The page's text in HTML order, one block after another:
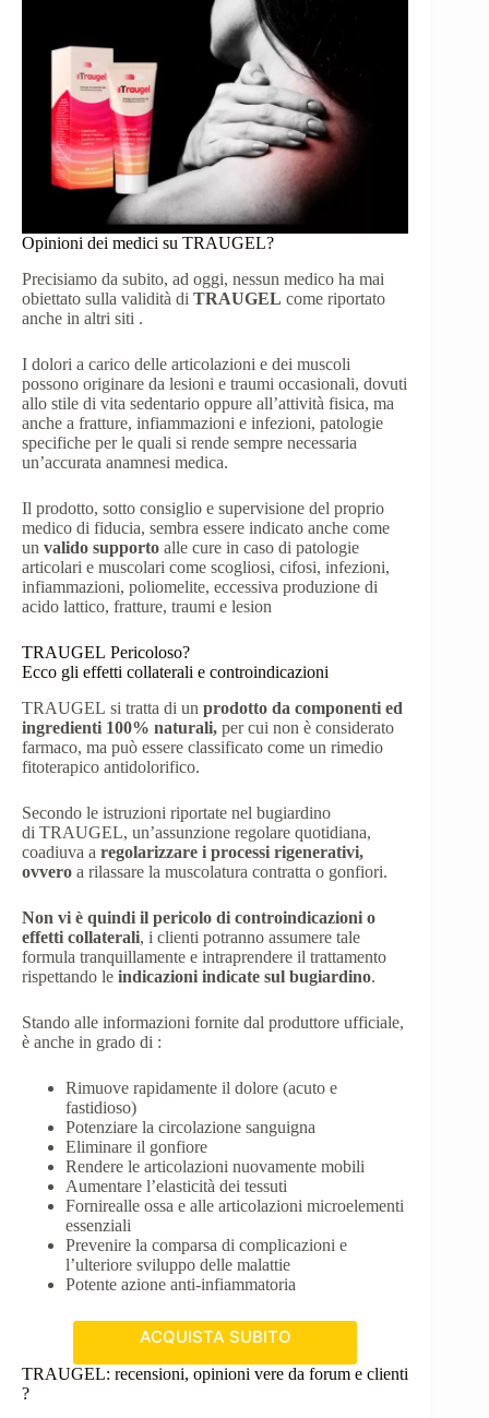
Opinioni dei medici su TRAUGEL?
Precisiamo da subito, ad oggi, nessun medico ha mai
obiettato sulla validità di TRAUGEL come riportato
anche in altri siti .
I dolori a carico delle articolazioni e dei muscoli
possono originare da lesioni e traumi occasionali, dovuti
allo stile di vita sedentario oppure all’attività fisica, ma
anche a fratture, infiammazioni e infezioni, patologie
specifiche per le quali si rende sempre necessaria
un’accurata anamnesi medica.
Il prodotto, sotto consiglio e supervisione del proprio
medico di fiducia, sembra essere indicato anche come
un valido supporto alle cure in caso di patologie
articolari e muscolari come scogliosi, cifosi, infezioni,
infiammazioni, poliomelite, eccessiva produzione di
acido lattico, fratture, traumi e lesion
TRAUGEL Pericoloso?
Ecco gli effetti collaterali e controindicazioni
TRAUGEL si tratta di un prodotto da componenti ed
ingredienti 100% naturali, per cui non è considerato
farmaco, ma può essere classificato come un rimedio
fitoterapico antidolorifico.
Secondo le istruzioni riportate nel bugiardino
di TRAUGEL, un’assunzione regolare quotidiana,
coadiuva a regolarizzare i processi rigenerativi,
ovvero a rilassare la muscolatura contratta o gonfiori.
Non vi è quindi il pericolo di controindicazioni o
effetti collaterali, i clienti potranno assumere tale
formula tranquillamente e intraprendere il trattamento
rispettando le indicazioni indicate sul bugiardino.
Stando alle informazioni fornite dal produttore ufficiale,
è anche in grado di :
Rimuove rapidamente il dolore (acuto e
fastidioso)
Potenziare la circolazione sanguigna
Eliminare il gonfiore
Rendere le articolazioni nuovamente mobili
Aumentare l’elasticità dei tessuti
Fornirealle ossa e alle articolazioni microelementi
essenziali
Prevenire la comparsa di complicazioni e
l’ulteriore sviluppo delle malattie
Potente azione anti-infiammatoria
ACQUISTA SUBITO
TRAUGEL: recensioni, opinioni vere da forum e clienti
?